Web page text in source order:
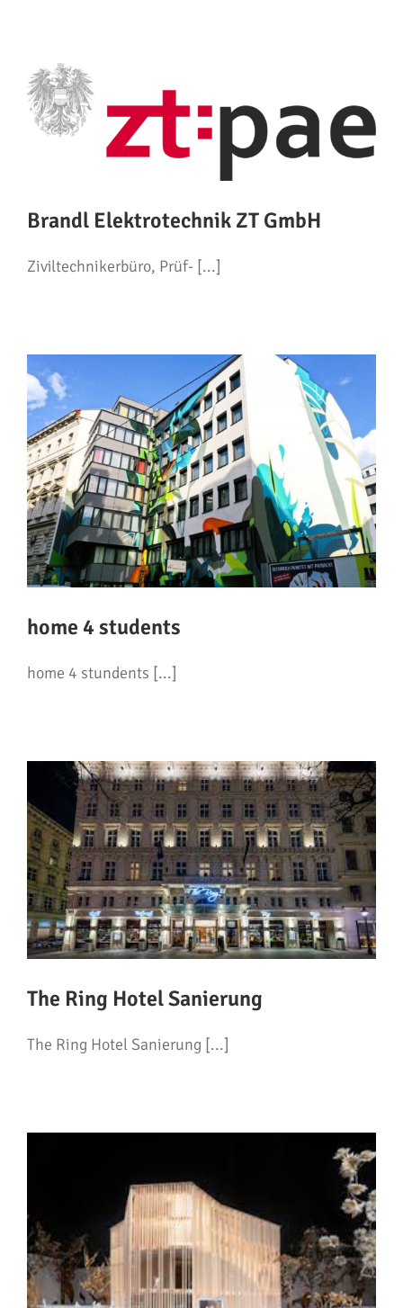
Brandl Elektrotechnik ZT GmbH
Ziviltechnikerbüro, Prüf- [...]
home 4 students
home 4 stundents [...]
The Ring Hotel Sanierung
The Ring Hotel Sanierung [...]